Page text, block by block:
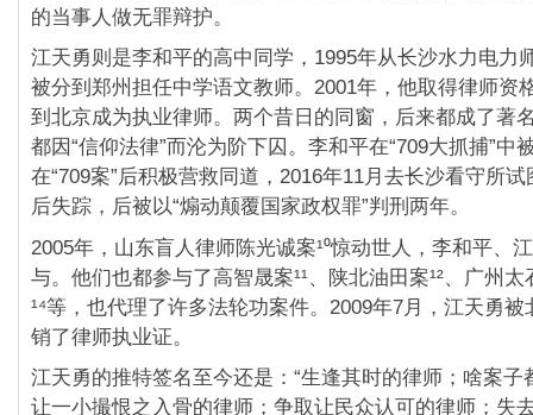
的当事人做无罪辩护。
江天勇则是李和平的高中同学，1995年从长沙水力电力
被分到郑州担任中学语文教师。2001年，他取得律师资
到北京成为执业律师。两个昔日的同窗，后来都成了著
都因“信仰法律”而沦为阶下囚。李和平在“709大抓捕”中
在“709案”后积极营救同道，2016年11月去长沙看守所
后失踪，后被以“煽动颠覆国家政权罪”判刑两年。
2005年，山东盲人律师陈光诚案¹⁰惊动世人，李和平、
与。他们也都参与了高智晟案¹¹、陕北油田案¹²、广州太
¹⁴等，也代理了许多法轮功案件。2009年7月，江天勇
销了律师执业证。
江天勇的推特签名至今还是：“生逢其时的律师；啥案子
让一小撮恨之入骨的律师；争取让民众认可的律师；失